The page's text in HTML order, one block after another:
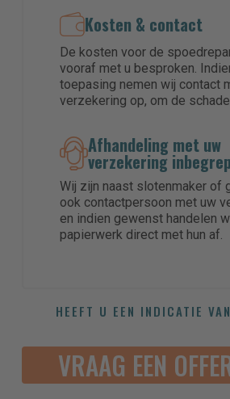
Kosten & contact
De kosten voor de
vooraf met u besproken.
toepasing nemen wij contact
verzekering op, om de
Afhandeling met uw
verzekering
Wij zijn naast slotenmaker of
ook contactpersoon met uw
en indien gewenst handelen
papierwerk direct met hun af.
HEEFT U EEN INDICATIE
VRAAG EEN